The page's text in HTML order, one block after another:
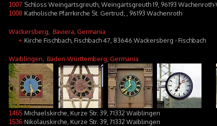
1007 Schloss Weingartsgreuth, Weingartsgreuth 19, 96193
1008 Katholische Pfarrkirche St. Gertrud, , 96193 Wachenroth
Wackersberg , Baviera, Germania
+ Kirche Fischbach, Fischbach 47, 83646 Wackersberg - Fischbach
Waiblingen , Baden-Württemberg, Germania
1465 Michaelskirche, Kurze Str. 39, 71332 Waiblingen
1536 Nikolauskirche, Kurze Str. 39, 71332 Waiblingen